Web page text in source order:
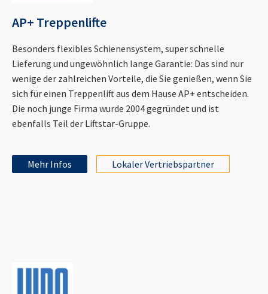
AP+ Treppenlifte
Besonders flexibles Schienensystem, super schnelle
Lieferung und ungewöhnlich lange Garantie: Das sind nur
wenige der zahlreichen Vorteile, die Sie genießen, wenn Sie
sich für einen Treppenlift aus dem Hause AP+ entscheiden.
Die noch junge Firma wurde 2004 gegründet und ist
ebenfalls Teil der Liftstar-Gruppe.
Mehr Infos Lokaler Vertriebspartner